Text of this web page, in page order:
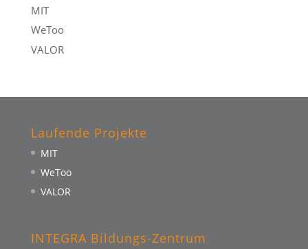
MIT
WeToo
VALOR
Laufende Projekte
MIT
WeToo
VALOR
INTEGRA Bildungs-Zentrum